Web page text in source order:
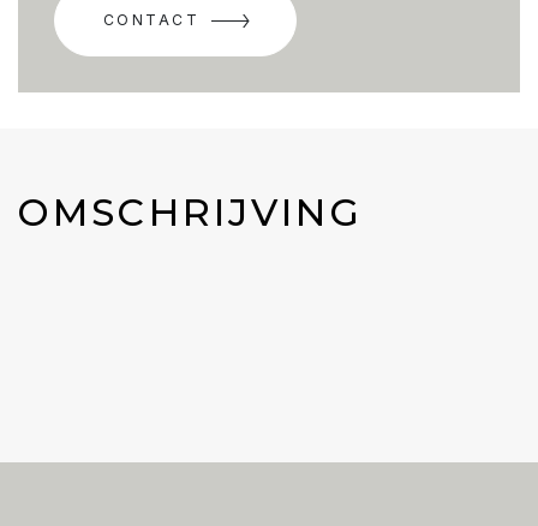
CONTACT
OMSCHRIJVING